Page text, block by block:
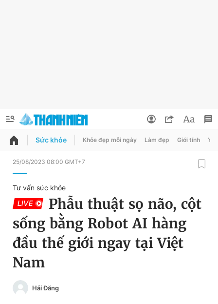
QUẢNG CÁO ĐẶT BÁO
Chuyên mục
Chuyên mục khác
Chào ngày mới Tin 24h
Tin thị trường
Đổi mật khẩu
Tin đã lưu
Tin đã xem
Đăng xuất
Sức khỏe Khỏe đẹp mỗi ngày Làm đẹp Giới tính Y
25/08/2023 08:00 GMT+7
Tư vấn sức khỏe
LIVE
Phẫu thuật sọ não, cột
sống bằng Robot AI hàng
đầu thế giới ngay tại Việt
Nam
Hải Đăng